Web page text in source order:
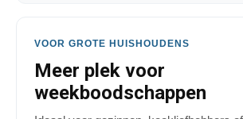
VOOR GROTE HUISHOUDENS
Meer plek voor
weekboodschappen